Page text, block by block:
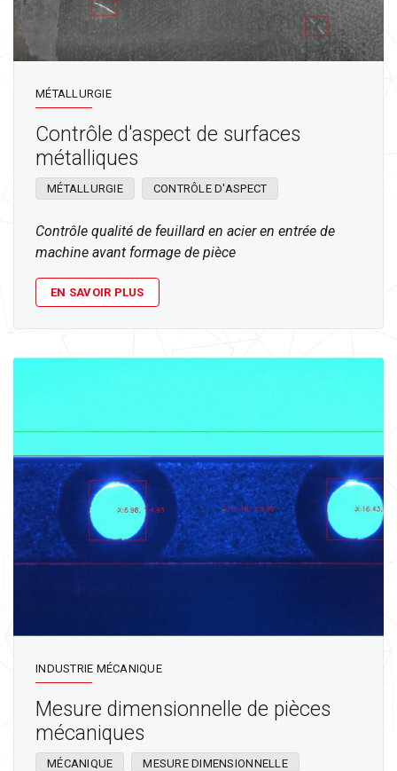
MÉTALLURGIE
Contrôle d'aspect de surfaces
métalliques
MÉTALLURGIE CONTRÔLE D'ASPECT
Contrôle qualité de feuillard en acier en entrée de
machine avant formage de pièce
EN SAVOIR PLUS
INDUSTRIE MÉCANIQUE
Mesure dimensionnelle de pièces
mécaniques
MÉCANIQUE MESURE DIMENSIONNELLE